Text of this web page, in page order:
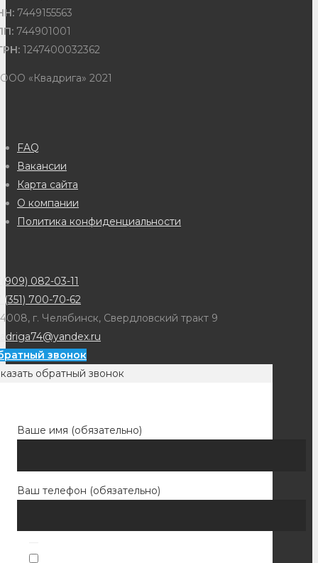
7449155563
744901001
1247400032362
«Квадрига» 2021
FAQ
Вакансии
Карта сайта
О компании
Политика конфиденциальности
082-03-11
(351) 700-70-62
г. Челябинск, Свердловский тракт 9
звонок
обратный звонок
Ваше имя (обязательно)
Ваш телефон (обязательно)